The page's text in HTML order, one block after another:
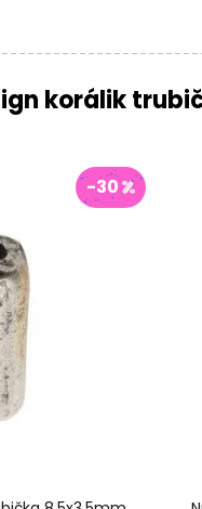
korálik
-30